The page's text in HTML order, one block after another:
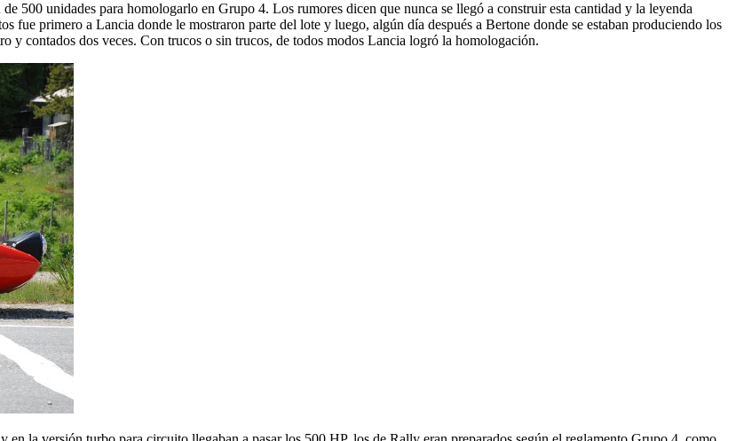
500 unidades para homologarlo en Grupo 4. Los rumores dicen que nunca se llegó a construir esta cantidad y la leyenda
fue primero a Lancia donde le mostraron parte del lote y luego, algún día después a Bertone donde se estaban produciendo los
y contados dos veces. Con trucos o sin trucos, de todos modos Lancia logró la homologación.